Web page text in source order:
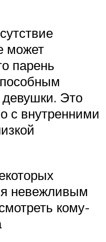
может
парень
девушки. Это
с внутренними
невежливым
кому-